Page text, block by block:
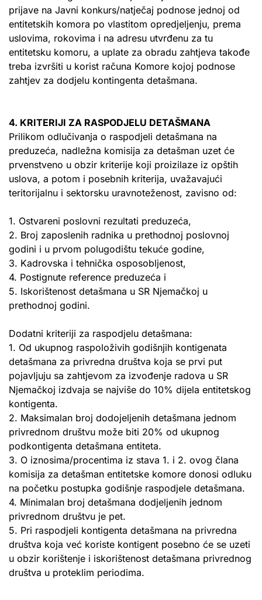
prijave na Javni konkurs/natječaj podnose jednoj od
entitetskih komora po vlastitom opredjeljenju, prema
uslovima, rokovima i na adresu utvrđenu za tu
entitetsku komoru, a uplate za obradu zahtjeva takođe
treba izvršiti u korist računa Komore kojoj podnose
zahtjev za dodjelu kontingenta detašmana.
4. KRITERIJI ZA RASPODJELU DETAŠMANA
Prilikom odlučivanja o raspodjeli detašmana na
preduzeća, nadležna komisija za detašman uzet će
prvenstveno u obzir kriterije koji proizilaze iz opštih
uslova, a potom i posebnih kriterija, uvažavajući
teritorijalnu i sektorsku uravnoteženost, zavisno od:
1. Ostvareni poslovni rezultati preduzeća,
2. Broj zaposlenih radnika u prethodnoj poslovnoj
godini i u prvom polugodištu tekuće godine,
3. Kadrovska i tehnička osposobljenost,
4. Postignute reference preduzeća i
5. Iskorištenost detašmana u SR Njemačkoj u
prethodnoj godini.
Dodatni kriteriji za raspodjelu detašmana:
1. Od ukupnog raspoloživih godišnjih kontigenata
detašmana za privredna društva koja se prvi put
pojavljuju sa zahtjevom za izvođenje radova u SR
Njemačkoj izdvaja se najviše do 10% dijela entitetskog
kontigenta.
2. Maksimalan broj dodojeljenih detašmana jednom
privrednom društvu može biti 20% od ukupnog
podkontigenta detašmana entiteta.
3. O iznosima/procentima iz stava 1. i 2. ovog člana
komisija za detašman entitetske komore donosi odluku
na početku postupka godišnje raspodjele detašmana.
4. Minimalan broj detašmana dodjeljenih jednom
privrednom društvu je pet.
5. Pri raspodjeli kontigenta detašmana na privredna
društva koja već koriste kontigent posebno će se uzeti
u obzir korištenje i iskorištenost detašmana privrednog
društva u proteklim periodima.